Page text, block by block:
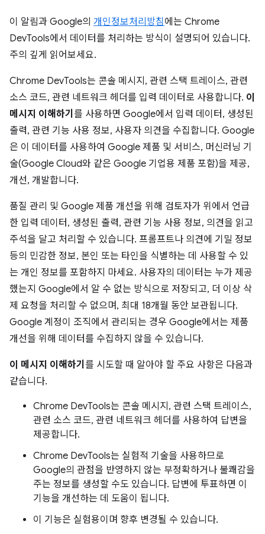
이 알림과 Google의 개인정보처리방침에는 Chrome
DevTools에서 데이터를 처리하는 방식이 설명되어 있습니다.
주의 깊게 읽어보세요.
Chrome DevTools는 콘솔 메시지, 관련 스택 트레이스, 관련
소스 코드, 관련 네트워크 헤더를 입력 데이터로 사용합니다. 이
메시지 이해하기 를 사용하면 Google에서 입력 데이터, 생성된
출력, 관련 기능 사용 정보, 사용자 의견을 수집합니다. Google
은 이 데이터를 사용하여 Google 제품 및 서비스, 머신러닝 기
술(Google Cloud와 같은 Google 기업용 제품 포함)을 제공,
개선, 개발합니다.
품질 관리 및 Google 제품 개선을 위해 검토자가 위에서 언급
한 입력 데이터, 생성된 출력, 관련 기능 사용 정보, 의견을 읽고
주석을 달고 처리할 수 있습니다. 프롬프트나 의견에 기밀 정보
등의 민감한 정보, 본인 또는 타인을 식별하는 데 사용할 수 있
는 개인 정보를 포함하지 마세요. 사용자의 데이터는 누가 제공
했는지 Google에서 알 수 없는 방식으로 저장되고, 더 이상 삭
제 요청을 처리할 수 없으며, 최대 18개월 동안 보관됩니다.
Google 계정이 조직에서 관리되는 경우 Google에서는 제품
개선을 위해 데이터를 수집하지 않을 수 있습니다.
이 메시지 이해하기 를 시도할 때 알아야 할 주요 사항은 다음과
같습니다.
Chrome DevTools는 콘솔 메시지, 관련 스택 트레이스,
관련 소스 코드, 관련 네트워크 헤더를 사용하여 답변을
제공합니다.
Chrome DevTools는 실험적 기술을 사용하므로
Google의 관점을 반영하지 않는 부정확하거나 불쾌감을
주는 정보를 생성할 수도 있습니다. 답변에 투표하면 이
기능을 개선하는 데 도움이 됩니다.
이 기능은 실험용이며 향후 변경될 수 있습니다.